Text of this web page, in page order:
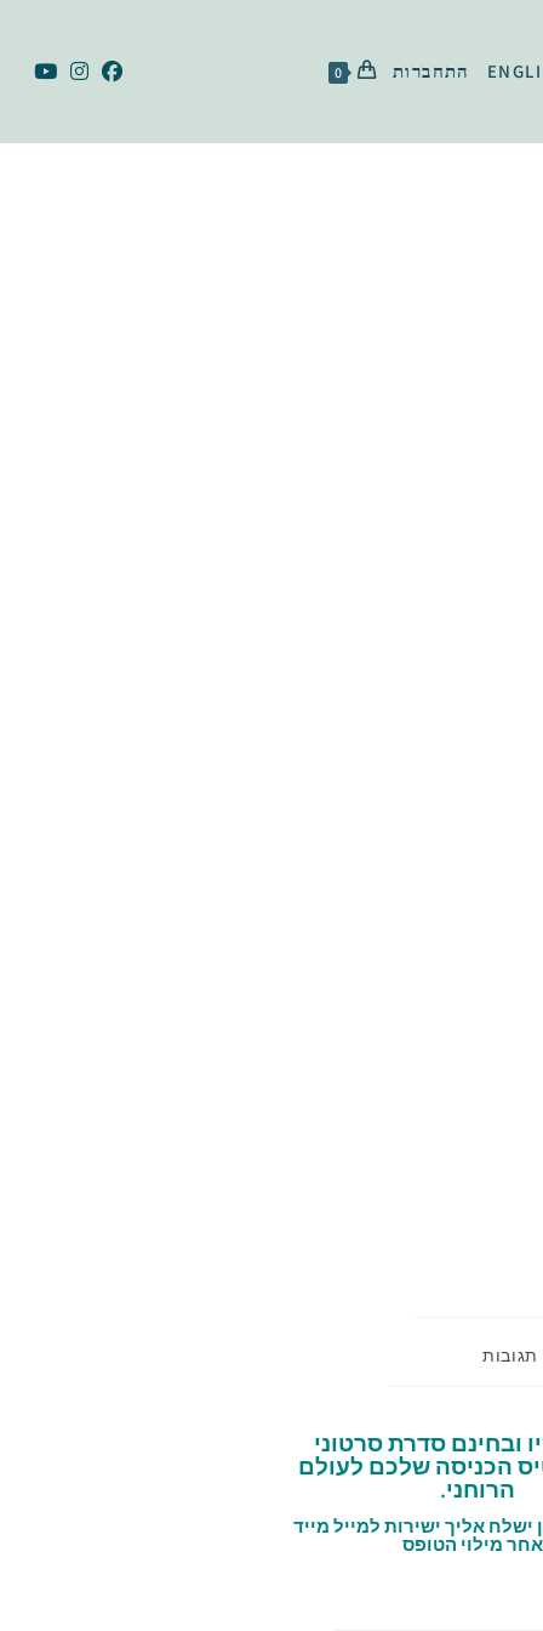
התחברות 0
תגובות
ובחינם סדרת סרטוני
הכניסה שלכם לעולם
הרוחני.
ישלח אליך ישירות למייל מייד
מילוי הטופס